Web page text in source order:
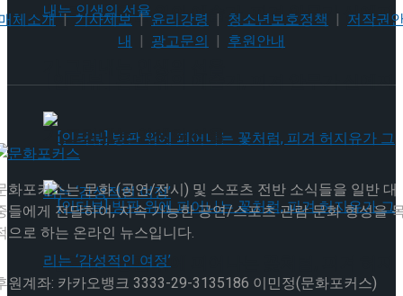
[인터뷰] 은반 위의 예술가, 피겨 안무가 신예지
[인터뷰] 빙판 위에 피어나는 꽃처럼, 피겨 허지
[인터뷰] 은반 위의 예술가, 피겨 안무가 신예지
가 그려내는 인생의 선율
체소개|기사제보|윤리강령 | 청소년보호정책 | 저작권
내 | 광고문의 | 후원안내
화포커스는 문화 (공연/전시) 및 스포츠 전반 소식들을 일반 대
들에게 전달하여, 지속 가능한 공연/스포츠 관람 문화 형성을
으로 하는 온라인 뉴스입니다.
원계좌: 카카오뱅크 3333-29-3135186 이민정(문화포커스)